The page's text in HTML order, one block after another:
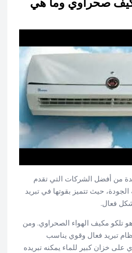
من أفضل الشركات التي تقدم
حيث تتميز بقوتها في تبريد
فعال.
مكيف الهواء الصحراوي. ومن
تبريد فعال وقوي يناسب
على خزان كبير للماء يمكنه تبريده